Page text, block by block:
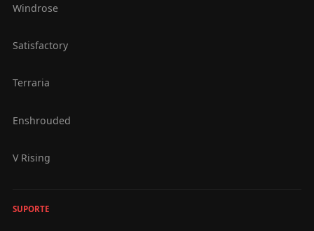
Windrose
Satisfactory
Terraria
Enshrouded
V Rising
SUPORTE